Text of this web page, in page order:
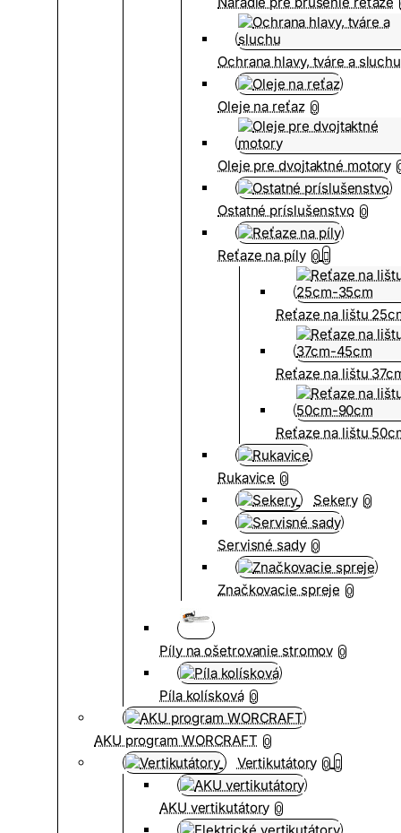
Ochrana hlavy, tváre a sluchu
Oleje na reťaz 0
Oleje pre dvojtaktné motory
Ostatné príslušenstvo 0
Reťaze na píly 0
Reťaze na lištu
Reťaze na lištu
Reťaze na lištu
Rukavice 0
Sekery 0
Servisné sady 0
Značkovacie spreje 0
Píly na ošetrovanie stromov 0
Píla kolísková 0
AKU program WORCRAFT 0
Vertikutátory 0
AKU vertikutátory 0